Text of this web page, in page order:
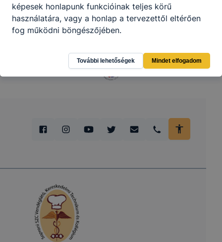
képesek honlapunk funkcióinak teljes körű
használatára, vagy a honlap a tervezettől eltérően
fog működni böngészőjében.
További lehetőségek Mindet elfogadom